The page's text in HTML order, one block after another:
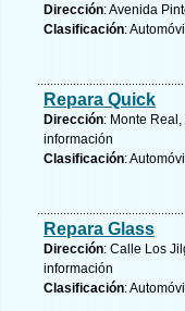
Dirección: Avenida
Clasificación:
Repara Quick
Dirección: Monte
información
Clasificación:
Repara Glass
Dirección: Calle Los
información
Clasificación: